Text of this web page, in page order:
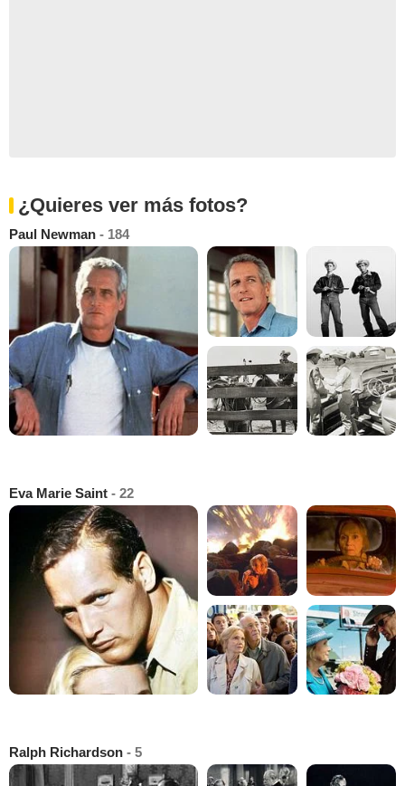
¿Quieres ver más fotos?
Paul Newman - 184
Eva Marie Saint - 22
Ralph Richardson - 5